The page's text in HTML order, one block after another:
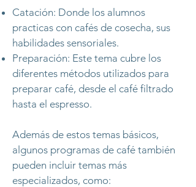
Catación: Donde los alumnos
practicas con cafés de cosecha, sus
habilidades sensoriales.
Preparación: Este tema cubre los
diferentes métodos utilizados para
preparar café, desde el café filtrado
hasta el espresso.
Además de estos temas básicos,
algunos programas de café también
pueden incluir temas más
especializados, como: